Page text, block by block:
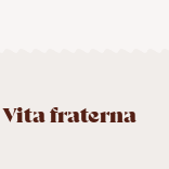
Vita fraterna